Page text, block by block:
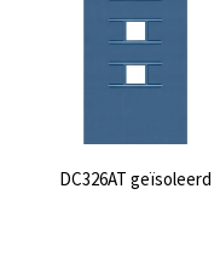
DC326AT geïsoleerd